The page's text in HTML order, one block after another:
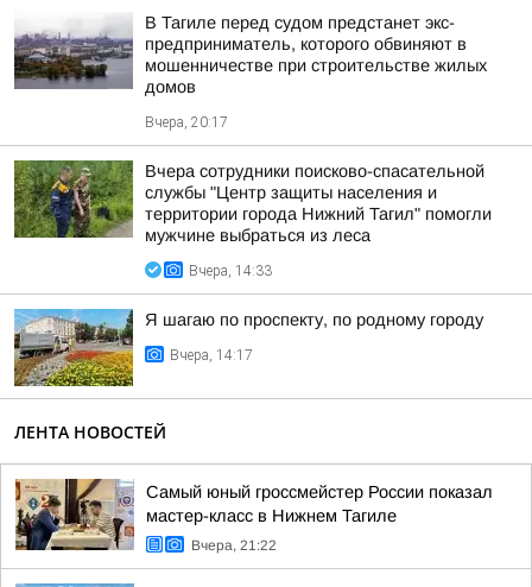
В Тагиле перед судом предстанет экс-
предприниматель, которого обвиняют в
мошенничестве при строительстве жилых
домов
Вчера, 20:17
Вчера сотрудники поисково-спасательной
службы "Центр защиты населения и
территории города Нижний Тагил" помогли
мужчине выбраться из леса
Вчера, 14:33
Я шагаю по проспекту, по родному городу
Вчера, 14:17
ЛЕНТА НОВОСТЕЙ
Самый юный гроссмейстер России показал
мастер-класс в Нижнем Тагиле
Вчера, 21:22